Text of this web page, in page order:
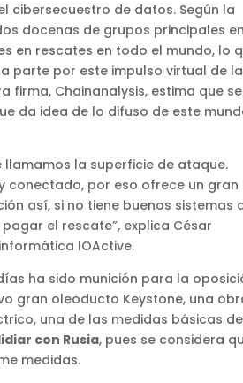
cibersecuestro de datos. Según la
docenas de grupos principales
en rescates en todo el mundo, lo
parte por este impulso virtual de la
firma, Chainanalysis, estima que se
da idea de lo difuso de este
la superficie de ataque.
conectado, por eso ofrece un gran
así, si no tiene buenos sistemas
el rescate”, explica César
IOActive.
ha sido munición para la
gran oleoducto Keystone, una
una de las medidas básicas
con Rusia, pues se considera
medidas.